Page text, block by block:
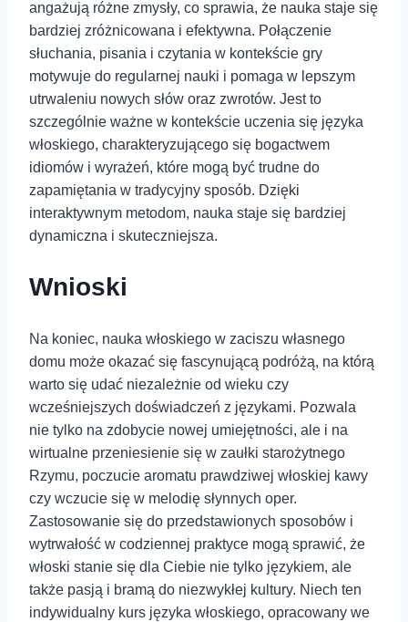
angażują różne zmysły, co sprawia, że nauka staje się
bardziej zróżnicowana i efektywna. Połączenie
słuchania, pisania i czytania w kontekście gry
motywuje do regularnej nauki i pomaga w lepszym
utrwaleniu nowych słów oraz zwrotów. Jest to
szczególnie ważne w kontekście uczenia się języka
włoskiego, charakteryzującego się bogactwem
idiomów i wyrażeń, które mogą być trudne do
zapamiętania w ‍tradycyjny sposób. Dzięki
interaktywnym metodom, nauka staje ⁤się bardziej
dynamiczna i skuteczniejsza.
Wnioski
Na koniec, nauka włoskiego w zaciszu⁣ własnego
domu może okazać się fascynującą podróżą, na którą
warto się udać niezależnie od wieku czy
wcześniejszych doświadczeń z językami. Pozwala
nie ⁤tylko na zdobycie nowej umiejętności, ale i na
wirtualne przeniesienie się⁣ w zaułki starożytnego
Rzymu, poczucie aromatu prawdziwej włoskiej kawy⁤
czy wczucie się w melodię słynnych oper.⁤
Zastosowanie się do przedstawionych sposobów i
wytrwałość w codziennej⁣ praktyce mogą sprawić, że
włoski⁣ stanie się dla Ciebie nie tylko językiem, ale
także pasją i bramą do niezwykłej kultury. Niech ten
indywidualny kurs języka włoskiego, opracowany we